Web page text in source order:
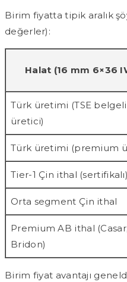
Birim fiyatta tipik aralık
değerler):
Halat (16 mm 6×36
Türk üretimi (TSE
üretici)
Türk üretimi (premium
Tier-1 Çin ithal (sertifikalı)
Orta segment Çin ithal
Premium AB ithal
Bridon)
Birim fiyat avantajı